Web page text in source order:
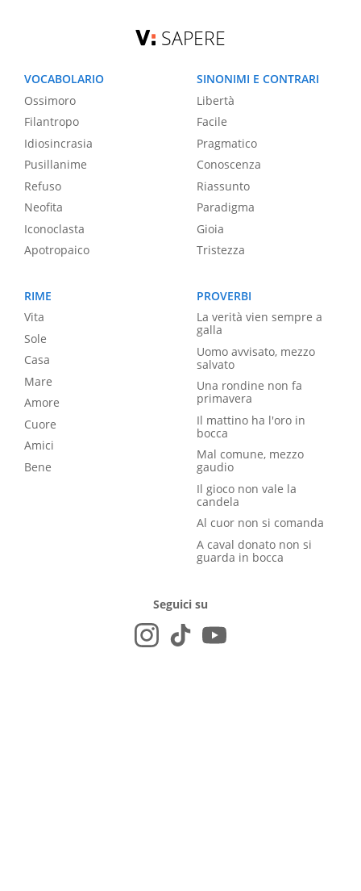
SAPERE
VOCABOLARIO
Ossimoro
Filantropo
Idiosincrasia
Pusillanime
Refuso
Neofita
Iconoclasta
Apotropaico
SINONIMI E CONTRARI
Libertà
Facile
Pragmatico
Conoscenza
Riassunto
Paradigma
Gioia
Tristezza
RIME
Vita
Sole
Casa
Mare
Amore
Cuore
Amici
Bene
PROVERBI
La verità vien sempre a
galla
Uomo avvisato, mezzo
salvato
Una rondine non fa
primavera
Il mattino ha l'oro in
bocca
Mal comune, mezzo
gaudio
Il gioco non vale la
candela
Al cuor non si comanda
A caval donato non si
guarda in bocca
Seguici su